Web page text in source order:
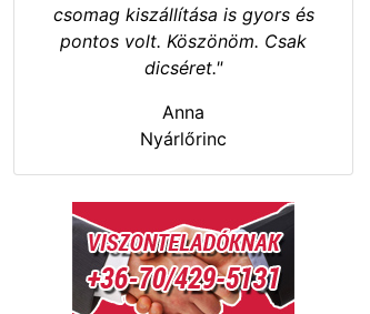
csomag kiszállítása is gyors és
pontos volt. Köszönöm. Csak
dicséret."
Anna
Nyárlőrinc